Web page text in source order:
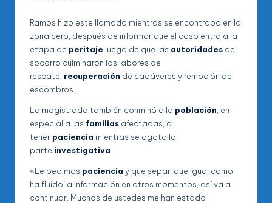
Ramos hizo este llamado mientras se encontraba en la
zona cero, después de informar que el caso entra a la
etapa de peritaje luego de que las autoridades de
socorro culminaron las labores de
rescate, recuperación de cadáveres y remoción de
escombros.
La magistrada también conminó a la población , en
especial a las familias afectadas, a
tener paciencia mientras se agota la
parte investigativa
«Le pedimos paciencia y que sepan que igual como
ha fluido la información en otros momentos, así va a
continuar. Muchos de ustedes me han estado